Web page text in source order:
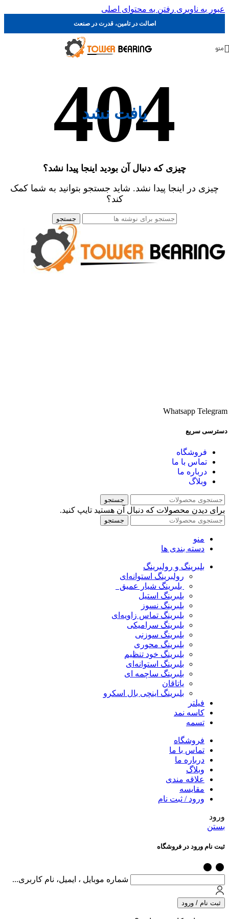
عبور به ناوبری رفتن به محتوای اصلی
اصالت در تامین، قدرت در صنعت
منو
یافت نشد
چیزی که دنبال آن بودید اینجا پیدا نشد؟
چیزی در اینجا پیدا نشد. شاید جستجو بتوانید به شما کمک
کند؟
جستجو
Whatsapp Telegram
دسترسی سریع
فروشگاه
تماس با ما
درباره ما
وبلاگ
جستجو
برای دیدن محصولات که دنبال آن هستید تایپ کنید.
جستجو
منو
دسته بندی ها
بلبرینگ و رولبرینگ
رولبرینگ استوانه‌ای
بلبرینگ شیار عمیق
بلبرینگ استیل
بلبرینگ نسوز
بلبرینگ تماس زاویه‌ای
بلبرینگ سرامیکی
بلبرینگ سوزنی
بلبرینگ محوری
بلبرینگ خود تنظیم
بلبرینگ استوانه‌ای
بلبرینگ ساچمه ای
یاتاقان
بلبرینگ اینچی بال اسکرو
فیلتر
کاسه نمد
تسمه
فروشگاه
تماس با ما
درباره ما
وبلاگ
علاقه مندی
مقایسه
ورود / ثبت نام
ورود
بستن
ثبت نام ورود در فروشگاه
شماره موبایل ، ایمیل، نام کاربری...
ثبت نام / ورود